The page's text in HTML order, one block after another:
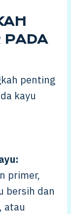
PADA
penting
kayu
primer,
bersih dan
atau